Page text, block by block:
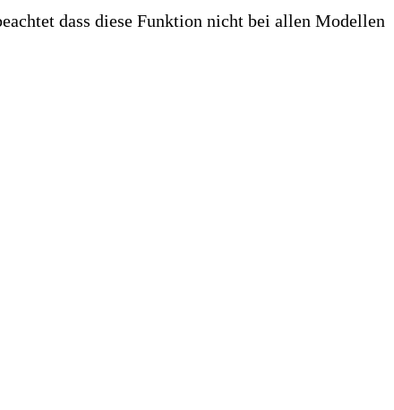
dass diese Funktion nicht bei allen Modellen